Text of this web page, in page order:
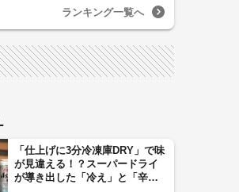
ランキング一覧へ
「仕上げに3分冷凍庫DRY」で味
が見違える！？スーパードライ
が導き出した「冷え」と「辛